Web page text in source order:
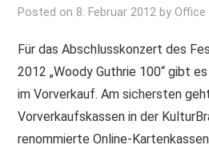
Posted on 8. Februar 2012 byOffice
Für das Abschlusskonzert des
2012 „Woody Guthrie 100“ gibt
im Vorverkauf. Am sichersten
Vorverkaufskassen in der
renommierte Online-